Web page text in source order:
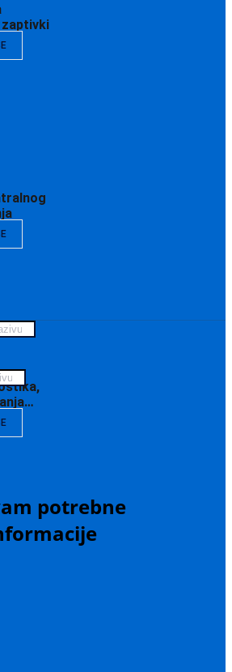
potrebne